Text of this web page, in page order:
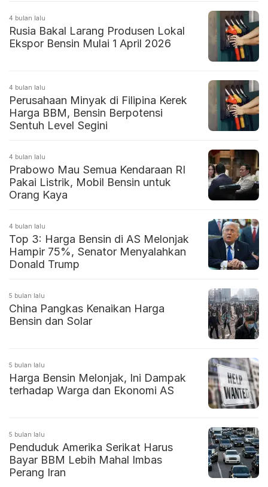
4 bulan lalu
Rusia Bakal Larang Produsen Lokal
Ekspor Bensin Mulai 1 April 2026
4 bulan lalu
Perusahaan Minyak di Filipina Kerek
Harga BBM, Bensin Berpotensi
Sentuh Level Segini
4 bulan lalu
Prabowo Mau Semua Kendaraan RI
Pakai Listrik, Mobil Bensin untuk
Orang Kaya
4 bulan lalu
Top 3: Harga Bensin di AS Melonjak
Hampir 75%, Senator Menyalahkan
Donald Trump
5 bulan lalu
China Pangkas Kenaikan Harga
Bensin dan Solar
5 bulan lalu
Harga Bensin Melonjak, Ini Dampak
terhadap Warga dan Ekonomi AS
5 bulan lalu
Penduduk Amerika Serikat Harus
Bayar BBM Lebih Mahal Imbas
Perang Iran